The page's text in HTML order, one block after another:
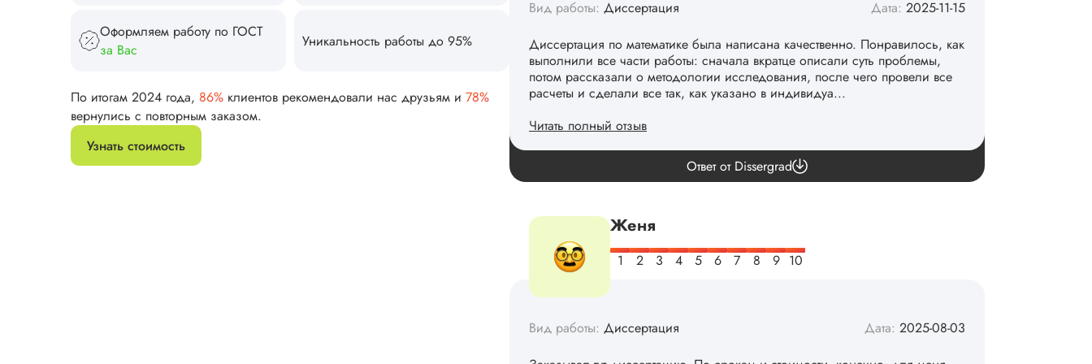
Оформляем работу по ГОСТ
за Вас
Уникальность работы до 95%
По итогам 2024 года, 86% клиентов рекомендовали нас друзьям и 78%
вернулись с повторным заказом.
Узнать стоимость
Вид работы: Диссертация Дата: 2025-11-15
Диссертация по математике была написана качественно. Понравилось, как
выполнили все части работы: сначала вкратце описали суть проблемы,
потом рассказали о методологии исследования, после чего провели все
расчеты и сделали все так, как указано в индивидуа...
Читать полный отзыв
Спасибо! Передадим ваши слова команде. 👏
Ответ от Dissergrad
Женя
Вид работы: Диссертация Дата: 2025-08-03